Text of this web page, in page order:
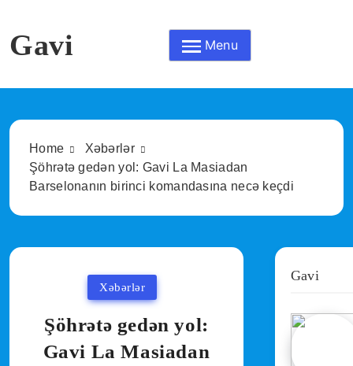
content
Gavi Menu
Home
Xəbərlər
Şöhrətə gedən yol: Gavi La Masiadan
Barselonanın birinci komandasına necə keçdi
Xəbərlər
Şöhrətə gedən yol:
Gavi La Masiadan
Gavi